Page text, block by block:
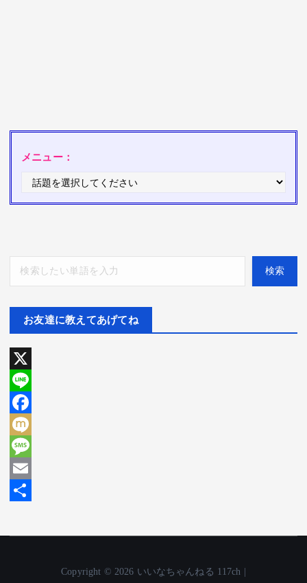
メニュー：
検索
お友達に教えてあげてね
X
L
i
n
e
F
a
c
e
o
M
x
M
e
s
E
a
有
Copyright © 2026 いいなちゃんねる 117ch |